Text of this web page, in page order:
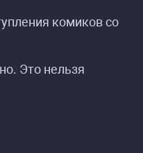
комиков со
Это нельзя